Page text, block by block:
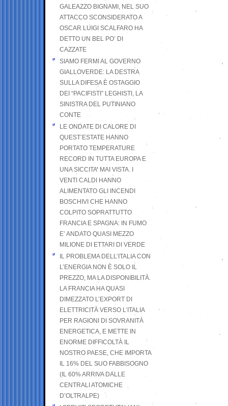
GALEAZZO BIGNAMI, NEL SUO
ATTACCO SCONSIDERATO A
OSCAR LUIGI SCALFARO HA
DETTO UN BEL PO’ DI
CAZZATE
SIAMO FERMI AL GOVERNO
GIALLOVERDE: LA DESTRA
SULLA DIFESA È OSTAGGIO
DEI “PACIFISTI” LEGHISTI, LA
SINISTRA DEL PUTINIANO
CONTE
LE ONDATE DI CALORE DI
QUEST’ESTATE HANNO
PORTATO TEMPERATURE
RECORD IN TUTTA EUROPA E
UNA SICCITA’ MAI VISTA. I
VENTI CALDI HANNO
ALIMENTATO GLI INCENDI
BOSCHIVI CHE HANNO
COLPITO SOPRATTUTTO
FRANCIA E SPAGNA: IN FUMO
E’ ANDATO QUASI MEZZO
MILIONE DI ETTARI DI VERDE
IL PROBLEMA DELL’ITALIA CON
L’ENERGIA NON È SOLO IL
PREZZO, MA LA DISPONIBILITÀ.
LA FRANCIA HA QUASI
DIMEZZATO L’EXPORT DI
ELETTRICITÀ VERSO L’ITALIA
PER RAGIONI DI SOVRANITÀ
ENERGETICA, E METTE IN
ENORME DIFFICOLTÀ IL
NOSTRO PAESE, CHE IMPORTA
IL 16% DEL SUO FABBISOGNO
(IL 60% ARRIVA DALLE
CENTRALI ATOMICHE
D’OLTRALPE)